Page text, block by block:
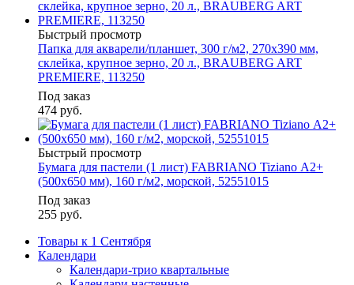
Быстрый просмотр
Папка для акварели/планшет, 300 г/м2, 270х390 мм,
склейка, крупное зерно, 20 л., BRAUBERG ART
PREMIERE, 113250
Под заказ
474 руб.
Быстрый просмотр
Бумага для пастели (1 лист) FABRIANO Tiziano А2+
(500х650 мм), 160 г/м2, морской, 52551015
Под заказ
255 руб.
Товары к 1 Сентября
Календари
Календари-трио квартальные